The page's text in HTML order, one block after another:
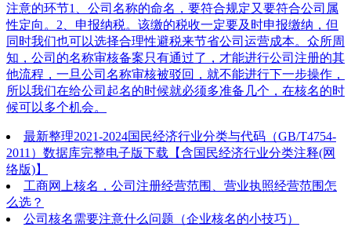
注意的环节1、公司名称的命名，要符合规定又要符合公司属
性定向。2、申报纳税。该缴的税收一定要及时申报缴纳，但
同时我们也可以选择合理性避税来节省公司运营成本。众所周
知，公司的名称审核备案只有通过了，才能进行公司注册的其
他流程，一旦公司名称审核被驳回，就不能进行下一步操作，
所以我们在给公司起名的时候就必须多准备几个，在核名的时
候可以多个机会。
最新整理2021-2024国民经济行业分类与代码（GB/T4754-
2011）数据库完整电子版下载【含国民经济行业分类注释(网
络版)】
工商网上核名，公司注册经营范围、营业执照经营范围怎
么选？
公司核名需要注意什么问题（企业核名的小技巧）